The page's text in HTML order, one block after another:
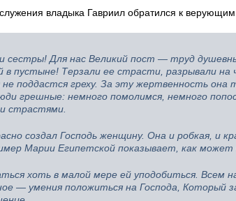
владыка Гавриил обратился к
сестры! Для нас Великий пост — труд
в пустыне! Терзали ее страсти, разрывали
поддастся греху. За эту жертвенность
грешные: немного помолимся, немного
страстями.
создал Господь женщину. Она и робкая, и
Марии Египетской показывает, как
хоть в малой мере ей уподобиться.
— умения положиться на Господа,